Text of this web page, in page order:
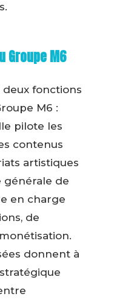
Groupe M6
fonctions
M6 :
pilote les
contenus
artistiques
générale de
en charge
de
donnent à